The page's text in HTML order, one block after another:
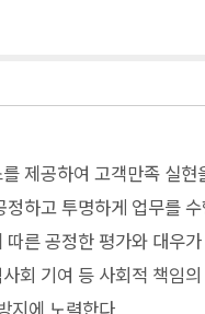
제공하여 고객만족 실현
하고 투명하게 업무를 수
른 공정한 평가와 대우
회 기여 등 사회적 책임